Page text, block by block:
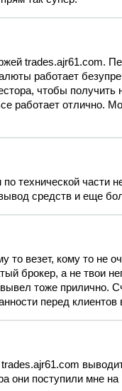
trades.ajr61.com.
работает
чтобы
работает отлично.
технической части
средств и еще
то везет, кому то не
брокер, а не твои
тоже прилично.
перед клиентов
они поступили мне